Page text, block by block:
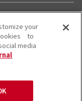
カウント
your
to
media